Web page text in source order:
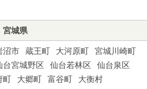
宮城県
沼市 蔵王町 大河原町
宮城川崎町
台宮城野区 仙台若林区
仙台泉区
町 大郷町 富谷町 大衡村